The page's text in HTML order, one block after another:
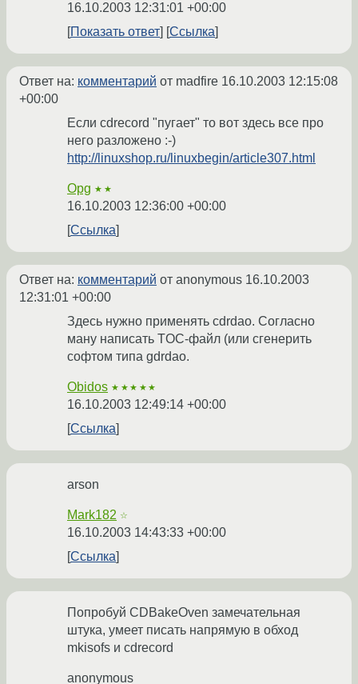
16.10.2003 12:31:01 +00:00
Показать ответ
Ссылка
Ответ на: комментарий от madfire 16.10.2003 12:15:08
+00:00
Если cdrecord "пугает" то вот здесь все про
него разложено :-)
http://linuxshop.ru/linuxbegin/article307.html
Opg ★★
16.10.2003 12:36:00 +00:00
Ссылка
Ответ на: комментарий от anonymous 16.10.2003
12:31:01 +00:00
Здесь нужно применять cdrdao. Согласно
ману написать TOC-файл (или сгенерить
софтом типа gdrdao.
Obidos ★★★★★
16.10.2003 12:49:14 +00:00
Ссылка
arson
Mark182 ☆
16.10.2003 14:43:33 +00:00
Ссылка
Попробуй CDBakeOven замечательная
штука, умеет писать напрямую в обход
mkisofs и cdrecord
anonymous